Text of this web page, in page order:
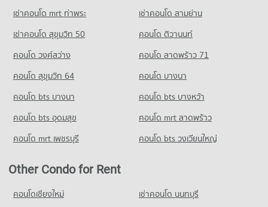
เช่าคอนโด mrt ท่าพระ
เช่าคอนโด สามย่าน
เช่าคอนโด สุขุมวิท 50
คอนโด ติวานนท์
คอนโด วงศ์สว่าง
คอนโด ลาดพร้าว 71
คอนโด สุขุมวิท 64
คอนโด บางนา
คอนโด bts บางนา
คอนโด bts บางหว้า
คอนโด bts อุดมสุข
คอนโด mrt ลาดพร้าว
คอนโด mrt เพชรบุรี
คอนโด bts วงเวียนใหญ่
Other Condo for Rent
คอนโดเชียงใหม่
เช่าคอนโด นนทบุรี